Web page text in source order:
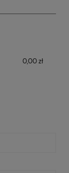
0,00 zł